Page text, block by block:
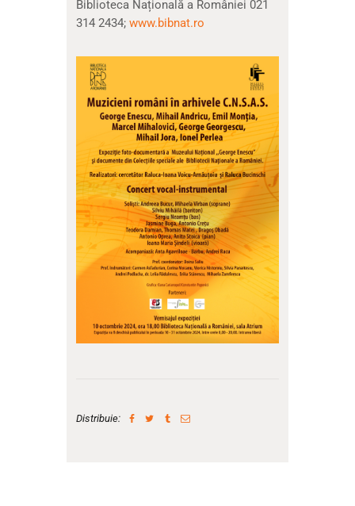
Biblioteca Națională a României 021
314 2434; www.bibnat.ro
Distribuie: